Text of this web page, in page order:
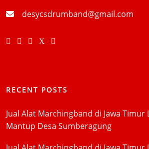
desycsdrumband@gmail.com
RECENT POSTS
Jual Alat Marchingband di Jawa Timur
Mantup Desa Sumberagung